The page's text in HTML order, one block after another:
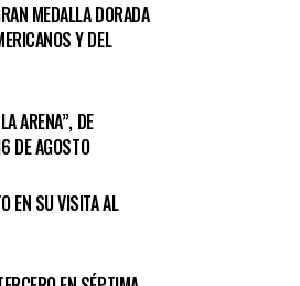
MEDALLA DORADA
Y DEL
ARENA”, DE
DE AGOSTO
EN SU VISITA AL